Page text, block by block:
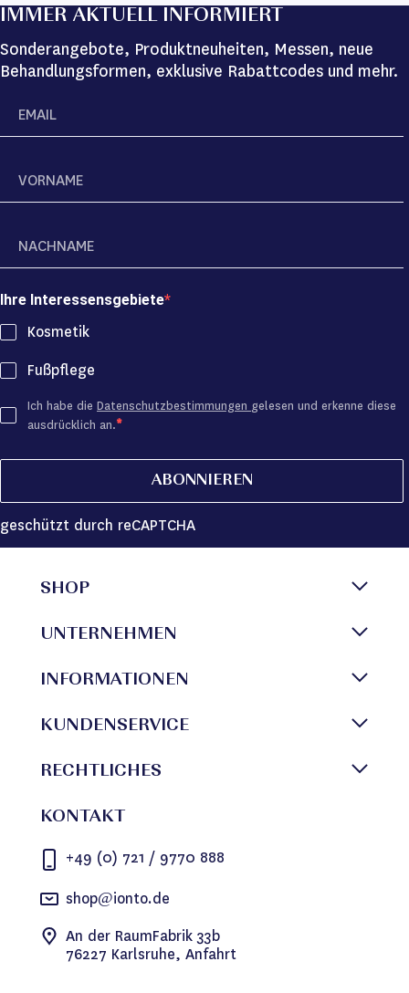
IMMER AKTUELL INFORMIERT
Sonderangebote, Produktneuheiten, Messen, neue
Behandlungsformen, exklusive Rabattcodes und mehr.
Ihre Interessensgebiete
Kosmetik
Fußpflege
Ich habe die Datenschutzbestimmungen gelesen und erkenne diese
ausdrücklich an.
ABONNIEREN
geschützt durch reCAPTCHA
SHOP
UNTERNEHMEN
INFORMATIONEN
KUNDENSERVICE
RECHTLICHES
KONTAKT
+49 (0) 721 / 9770 888
shop@ionto.de
An der RaumFabrik 33b
76227 Karlsruhe, Anfahrt